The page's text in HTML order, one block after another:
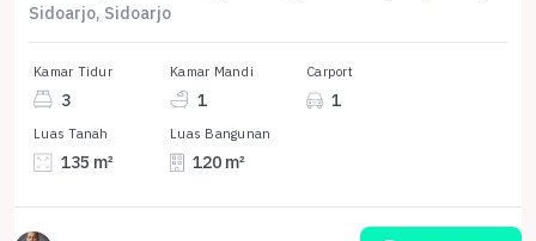
Sidoarjo, Sidoarjo
Kamar Tidur
3
Kamar Mandi
1
Carport
1
Luas Tanah
135 m²
Luas Bangunan
120 m²